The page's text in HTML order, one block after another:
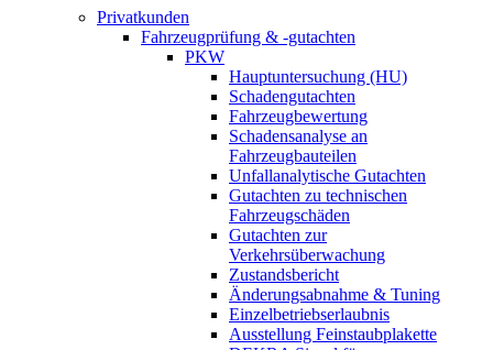
Privatkunden
Fahrzeugprüfung & -gutachten
PKW
Hauptuntersuchung (HU)
Schadengutachten
Fahrzeugbewertung
Schadensanalyse an
Fahrzeugbauteilen
Unfallanalytische Gutachten
Gutachten zu technischen
Fahrzeugschäden
Gutachten zur
Verkehrsüberwachung
Zustandsbericht
Änderungsabnahme & Tuning
Einzelbetriebserlaubnis
Ausstellung Feinstaubplakette